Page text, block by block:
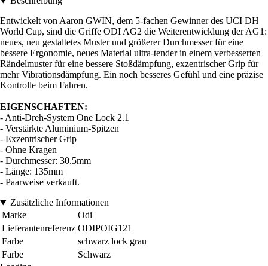
Entwickelt von Aaron GWIN, dem 5-fachen Gewinner des UCI DH
World Cup, sind die Griffe ODI AG2 die Weiterentwicklung der AG1:
neues, neu gestaltetes Muster und größerer Durchmesser für eine
bessere Ergonomie, neues Material ultra-tender in einem verbesserten
Rändelmuster für eine bessere Stoßdämpfung, exzentrischer Grip für
mehr Vibrationsdämpfung. Ein noch besseres Gefühl und eine präzise
Kontrolle beim Fahren.
EIGENSCHAFTEN:
- Anti-Dreh-System One Lock 2.1
- Verstärkte Aluminium-Spitzen
- Exzentrischer Grip
- Ohne Kragen
- Durchmesser: 30.5mm
- Länge: 135mm
- Paarweise verkauft.
Zusätzliche Informationen
Marke
Odi
Lieferantenreferenz ODIPOIG121
Farbe
schwarz lock grau
Farbe
Schwarz